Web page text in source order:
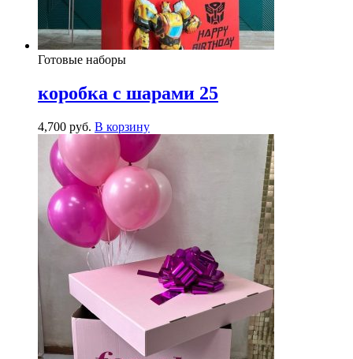
Готовые наборы
коробка с шарами 25
4,700 руб. В корзину